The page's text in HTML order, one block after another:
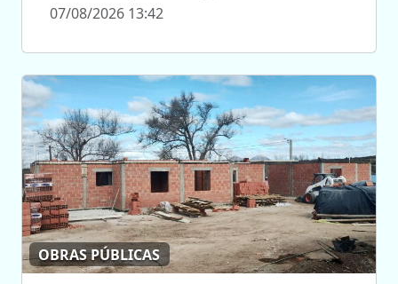
07/08/2026 13:42
OBRAS PÚBLICAS